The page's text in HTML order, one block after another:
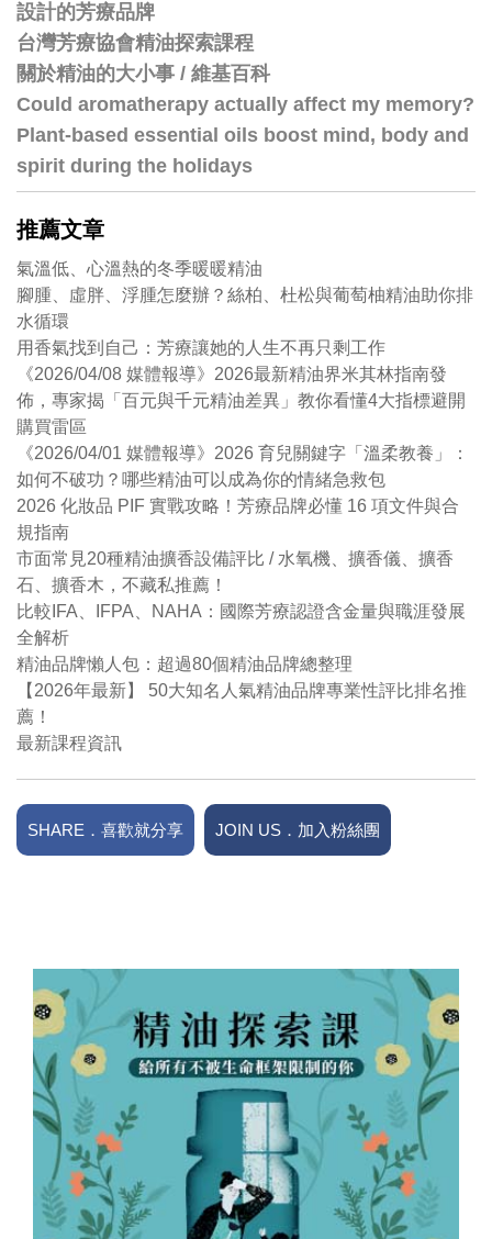
設計的芳療品牌
台灣芳療協會精油探索課程
關於精油的大小事 / 維基百科
Could aromatherapy actually affect my memory?
Plant-based essential oils boost mind, body and
spirit during the holidays
推薦文章
氣溫低、心溫熱的冬季暖暖精油
腳腫、虛胖、浮腫怎麼辦？絲柏、杜松與葡萄柚精油助你排
水循環
用香氣找到自己：芳療讓她的人生不再只剩工作
《2026/04/08 媒體報導》2026最新精油界米其林指南發
佈，專家揭「百元與千元精油差異」教你看懂4大指標避開
購買雷區
《2026/04/01 媒體報導》2026 育兒關鍵字「溫柔教養」：
如何不破功？哪些精油可以成為你的情緒急救包
2026 化妝品 PIF 實戰攻略！芳療品牌必懂 16 項文件與合
規指南
市面常見20種精油擴香設備評比 / 水氧機、擴香儀、擴香
石、擴香木，不藏私推薦！
比較IFA、IFPA、NAHA：國際芳療認證含金量與職涯發展
全解析
精油品牌懶人包：超過80個精油品牌總整理
【2026年最新】 50大知名人氣精油品牌專業性評比排名推
薦！
最新課程資訊
SHARE．喜歡就分享 JOIN US．加入粉絲團